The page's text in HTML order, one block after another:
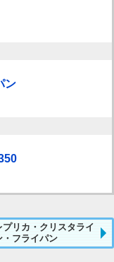
ン
プリカ・クリスタライ
・フライパン